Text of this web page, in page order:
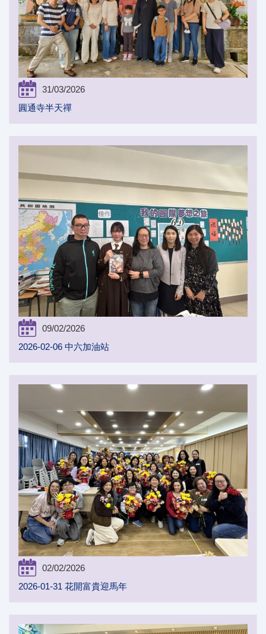
31/03/2026
圓通寺半天禪
09/02/2026
2026-02-06 中六加油站
02/02/2026
2026-01-31 花開富貴迎馬年